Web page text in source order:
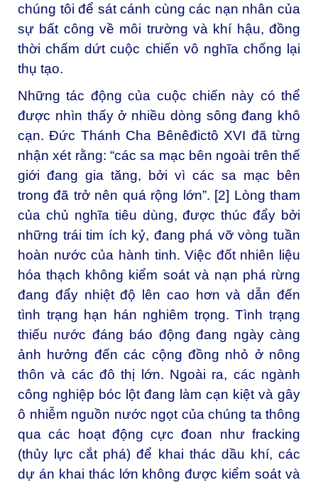
chúng tôi để sát cánh cùng các nạn nhân của
sự bất công về môi trường và khí hậu, đồng
thời chấm dứt cuộc chiến vô nghĩa chống lại
thụ tạo.
Những tác động của cuộc chiến này có thể
được nhìn thấy ở nhiều dòng sông đang khô
cạn. Đức Thánh Cha Bênêđictô XVI đã từng
nhận xét rằng: “các sa mạc bên ngoài trên thế
giới đang gia tăng, bởi vì các sa mạc bên
trong đã trở nên quá rộng lớn”. [2] Lòng tham
của chủ nghĩa tiêu dùng, được thúc đẩy bởi
những trái tim ích kỷ, đang phá vỡ vòng tuần
hoàn nước của hành tinh. Việc đốt nhiên liệu
hóa thạch không kiểm soát và nạn phá rừng
đang đẩy nhiệt độ lên cao hơn và dẫn đến
tình trạng hạn hán nghiêm trọng. Tình trạng
thiếu nước đáng báo động đang ngày càng
ảnh hưởng đến các cộng đồng nhỏ ở nông
thôn và các đô thị lớn. Ngoài ra, các ngành
công nghiệp bóc lột đang làm cạn kiệt và gây
ô nhiễm nguồn nước ngọt của chúng ta thông
qua các hoạt động cực đoan như fracking
(thủy lực cắt phá) để khai thác dầu khí, các
dự án khai thác lớn không được kiểm soát và